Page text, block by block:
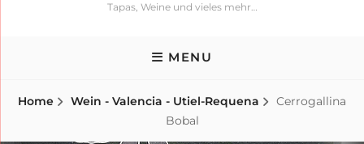
Tapas, Weine und vieles mehr…
MENU
Home Wein - Valencia - Utiel-Requena
Cerrogallina
Bobal